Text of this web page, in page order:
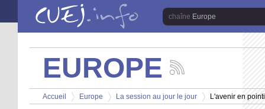
Aller au contenu principal
Europe
EUROPE
les
actualités
de
Vous êtes ici
Accueil
>
Europe
>
La session au jour le jour
>
L'avenir en